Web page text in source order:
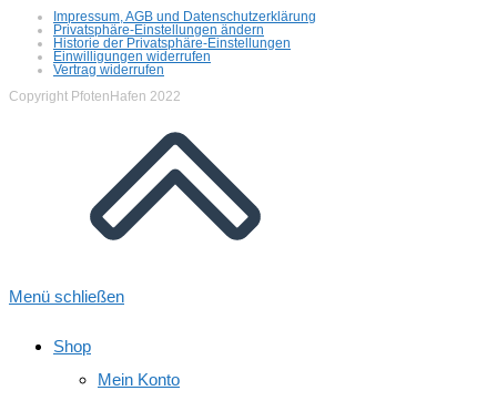
Impressum, AGB und Datenschutzerklärung
Privatsphäre-Einstellungen ändern
Historie der Privatsphäre-Einstellungen
Einwilligungen widerrufen
Vertrag widerrufen
Copyright PfotenHafen 2022
Menü schließen
Shop
Mein Konto